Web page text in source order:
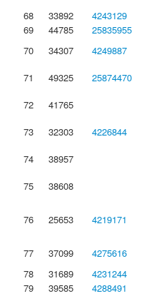
68
33892 4243129
69
44785 25835955
70
34307 4249887
71
49325 25874470
72
41765
73
32303 4226844
74
38957
75
38608
76 25653 4219171
77 37099 4275616
78
31689 4231244
79
39585 4288491